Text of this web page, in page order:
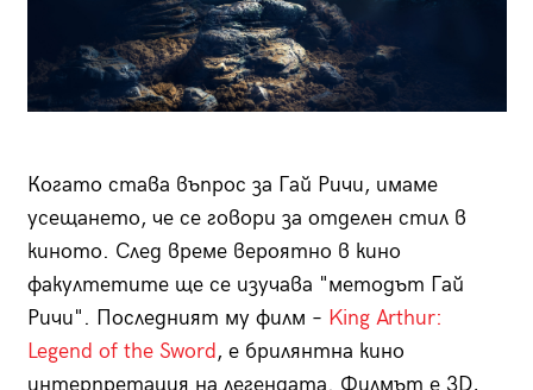
Когато става въпрос за Гай Ричи, имамe
усещането, че се говори за отделен стил в
киното. След време вероятно в кино
факултетите ще се изучава "методът Гай
Ричи". Последният му филм – King Arthur:
Legend of the Sword, e брилянтна кино